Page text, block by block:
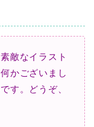
敵なイラスト
かございまし
す。 どうぞ、